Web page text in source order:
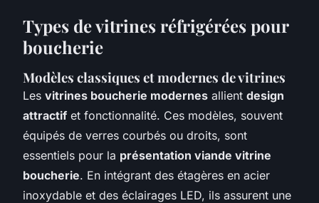
Types de vitrines réfrigérées pour
boucherie
Modèles classiques et modernes de vitrines
Les vitrines boucherie modernes allient design
attractif et fonctionnalité. Ces modèles, souvent
équipés de verres courbés ou droits, sont
essentiels pour la présentation viande vitrine
boucherie. En intégrant des étagères en acier
inoxydable et des éclairages LED, ils assurent une